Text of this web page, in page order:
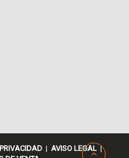
| AVISO LEGAL |